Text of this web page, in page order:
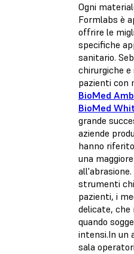
Ogni
Formlabs è
offrire le
specifiche
sanitario.
chirurgiche
pazienti con
BioMed
BioMed
grande
aziende
hanno
una
strumenti
pazienti, i
delicate, che
quando
intensi.In un
sala